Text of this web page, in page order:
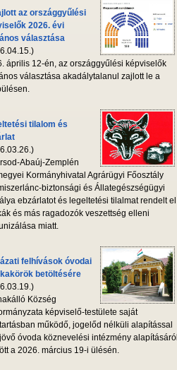
az országgyűlési
2026. évi
választása
április 12-én, az országgyűlési képviselők
választása akadálytalanul zajlott le a
tilalom és
Abaúj-Zemplén
Kormányhivatal Agrárügyi Főosztály
biztonsági és Állategészségügyi
ebzárlatot és legeltetési tilalmat rendelt el
és más ragadozók veszettség elleni
miatt.
felhívások óvodai
betöltésére
Község
képviselő-testülete saját
működő, jogelőd nélküli alapítással
óvoda köznevelési intézmény alapításáról
a 2026. március 19-i ülésén.